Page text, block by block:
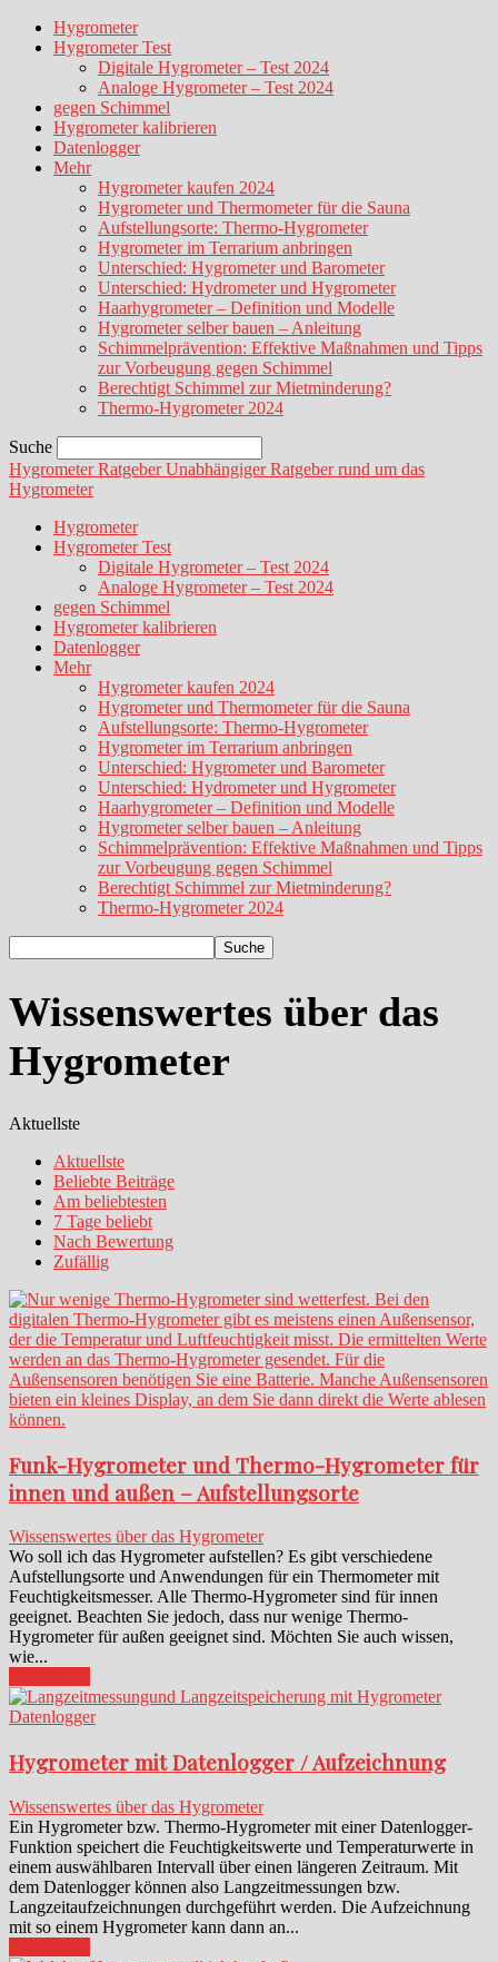
Hygrometer
Hygrometer Test
Digitale Hygrometer – Test 2024
Analoge Hygrometer – Test 2024
gegen Schimmel
Hygrometer kalibrieren
Datenlogger
Mehr
Hygrometer kaufen 2024
Hygrometer und Thermometer für die Sauna
Aufstellungsorte: Thermo-Hygrometer
Hygrometer im Terrarium anbringen
Unterschied: Hygrometer und Barometer
Unterschied: Hydrometer und Hygrometer
Haarhygrometer – Definition und Modelle
Hygrometer selber bauen – Anleitung
Schimmelprävention: Effektive Maßnahmen und Tipps
zur Vorbeugung gegen Schimmel
Berechtigt Schimmel zur Mietminderung?
Thermo-Hygrometer 2024
Suche
Hygrometer Ratgeber Unabhängiger Ratgeber rund um das
Hygrometer
Hygrometer
Hygrometer Test
Digitale Hygrometer – Test 2024
Analoge Hygrometer – Test 2024
gegen Schimmel
Hygrometer kalibrieren
Datenlogger
Mehr
Hygrometer kaufen 2024
Hygrometer und Thermometer für die Sauna
Aufstellungsorte: Thermo-Hygrometer
Hygrometer im Terrarium anbringen
Unterschied: Hygrometer und Barometer
Unterschied: Hydrometer und Hygrometer
Haarhygrometer – Definition und Modelle
Hygrometer selber bauen – Anleitung
Schimmelprävention: Effektive Maßnahmen und Tipps
zur Vorbeugung gegen Schimmel
Berechtigt Schimmel zur Mietminderung?
Thermo-Hygrometer 2024
Wissenswertes über das
Hygrometer
Aktuellste
Aktuellste
Beliebte Beiträge
Am beliebtesten
7 Tage beliebt
Nach Bewertung
Zufällig
Funk-Hygrometer und Thermo-Hygrometer für
innen und außen – Aufstellungsorte
Wissenswertes über das Hygrometer
Wo soll ich das Hygrometer aufstellen? Es gibt verschiedene
Aufstellungsorte und Anwendungen für ein Thermometer mit
Feuchtigkeitsmesser. Alle Thermo-Hygrometer sind für innen
geeignet. Beachten Sie jedoch, dass nur wenige Thermo-
Hygrometer für außen geeignet sind. Möchten Sie auch wissen,
wie...
Hygrometer mit Datenlogger / Aufzeichnung
Wissenswertes über das Hygrometer
Ein Hygrometer bzw. Thermo-Hygrometer mit einer Datenlogger-
Funktion speichert die Feuchtigkeitswerte und Temperaturwerte in
einem auswählbaren Intervall über einen längeren Zeitraum. Mit
dem Datenlogger können also Langzeitmessungen bzw.
Langzeitaufzeichnungen durchgeführt werden. Die Aufzeichnung
mit so einem Hygrometer kann dann an...